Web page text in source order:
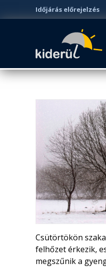
Időjárás előrejelzés
Csütörtökön
felhőzet érkezik,
megszűnik a